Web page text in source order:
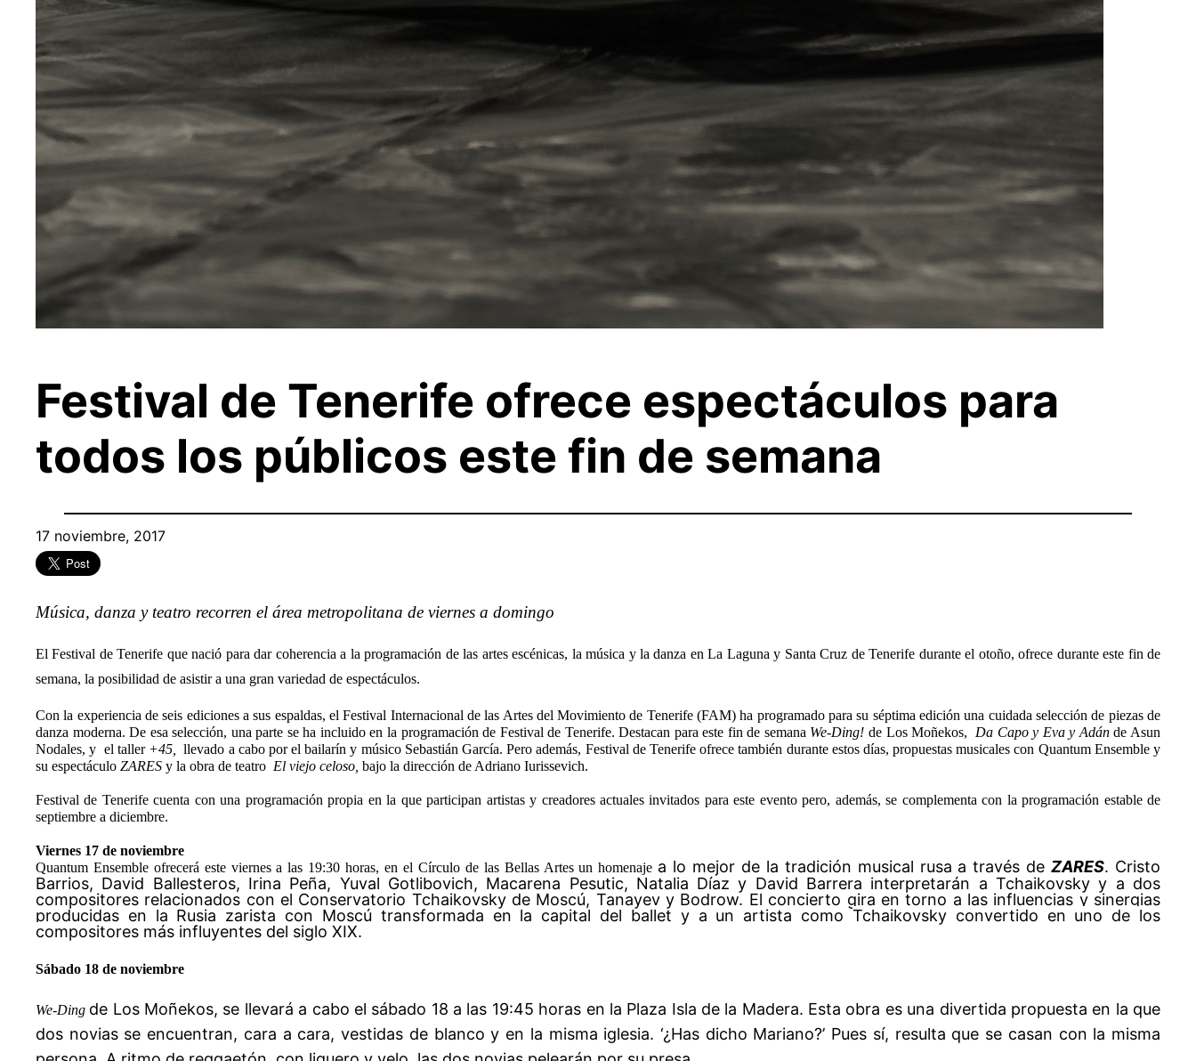
Festival de Tenerife ofrece espectáculos para
todos los públicos este fin de semana
17 noviembre, 2017
Música, danza y teatro recorren el área metropolitana de viernes a domingo
El Festival de Tenerife que nació para darcoherencia a la programación de las artes escénicas, la música y la danza enLa Laguna y Santa Cruz de Tenerife durante el otoño, ofrece durante este fin de
semana, la posibilidad de asistir a una gran variedad de espectáculos.
Con la experiencia de seis ediciones a sus espaldas, elFestival Internacional de las Artes del Movimiento de Tenerife (FAM) ha programado para su séptima edición una cuidada selección de piezas de
danza moderna. De esa selección, una parte se ha incluido en la programación de Festival de Tenerife. Destacan para este fin de semana We-Ding! de Los Moñekos, Da Capo y Eva y Adánde Asun
Nodales, y el taller +45,
llevado a cabo por el bailarín y músico Sebastián García. Pero además, Festival de Tenerife ofrece también durante estos días, propuestas musicales con Quantum Ensemble y
su espectáculo ZARES y la obra de teatro El viejo celoso, bajo la dirección de Adriano Iurissevich.
Festival de Tenerife cuenta con una programación propia en la que participan artistas y creadores actuales invitados para este evento pero, además, se complementa con la programación estable de
septiembre a diciembre.
Viernes 17 de noviembre
Quantum Ensemble ofrecerá este viernes a las 19:30 horas, en el Círculo de las Bellas Artes un homenaje a lo mejor de la tradición musical rusa a través deZARES. Cristo
Barrios, David Ballesteros, Irina Peña, Yuval Gotlibovich, Macarena Pesutic, Natalia Díaz y David Barrera interpretarán a Tchaikovsky y a dos
compositores relacionados con el Conservatorio Tchaikovsky de Moscú, Tanayev y Bodrow. El concierto gira en torno a las influencias y sinergias
producidas en la Rusia zarista con Moscú transformada en la capital del ballet y a un artista como Tchaikovsky convertido en uno de los
compositores más influyentes del siglo XIX.
Sábado 18 de noviembre
We-Ding de Los Moñekos, se llevará a cabo el sábado 18 a las 19:45 horas en la Plaza Isla de la Madera. Esta obra es una divertida propuesta en la que
dos novias se encuentran, cara a cara, vestidas de blanco y en la misma iglesia. ‘¿Has dicho Mariano?’ Pues sí, resulta que se casan con la misma